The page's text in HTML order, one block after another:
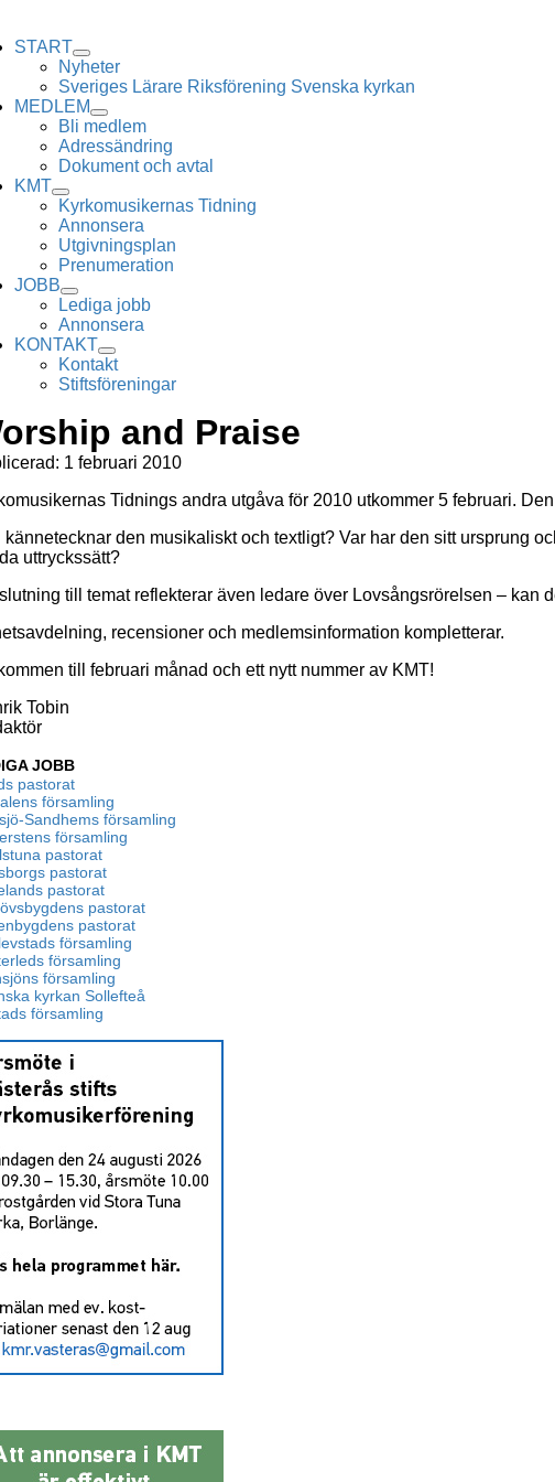
content
START
Nyheter
Sveriges Lärare Riksförening Svenska kyrkan
MEDLEM
Bli medlem
Adressändring
Dokument och avtal
KMT
Kyrkomusikernas Tidning
Annonsera
Utgivningsplan
Prenumeration
JOBB
Lediga jobb
Annonsera
KONTAKT
Kontakt
Stiftsföreningar
and Praise
1 februari 2010
Tidnings andra utgåva för 2010 utkommer 5 februari.
kännetecknar den musikaliskt och textligt? Var har den sitt ursprung
uttryckssätt?
till temat reflekterar även ledare över Lovsångsrörelsen – kan
recensioner och medlemsinformation kompletterar.
till februari månad och ett nytt nummer av KMT!
Tobin
JOBB
pastorat
församling
Sandhems församling
församling
pastorat
pastorat
pastorat
pastorat
pastorat
församling
församling
församling
kyrkan Sollefteå
församling